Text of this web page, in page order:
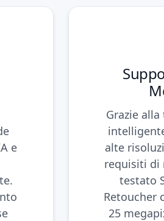
e
Grazie
alte
requisiti di
testato
Retoucher
25